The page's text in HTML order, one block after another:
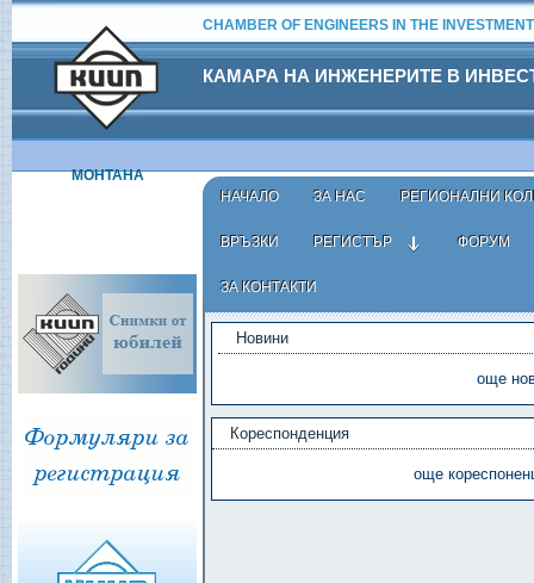
МОНТАНА
CHAMBER OF ENGINEERS IN THE
КАМАРА НА ИНЖЕНЕРИТЕ В
НАЧАЛО ЗА НАС РЕГИОНАЛНИ
ВРЪЗКИ РЕГИСТЪР ФОРУМ
ЗА КОНТАКТИ
ГПГЛ - АКТУАЛНО
Новини
още
Кореспонденция
още